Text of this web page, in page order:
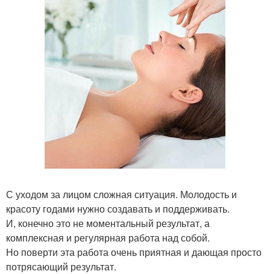
С уходом за лицом сложная ситуация. Молодость и
красоту годами нужно создавать и поддерживать.
И, конечно это не моментальный результат, а
комплексная и регулярная работа над собой.
Но поверти эта работа очень приятная и дающая просто
потрясающий результат.